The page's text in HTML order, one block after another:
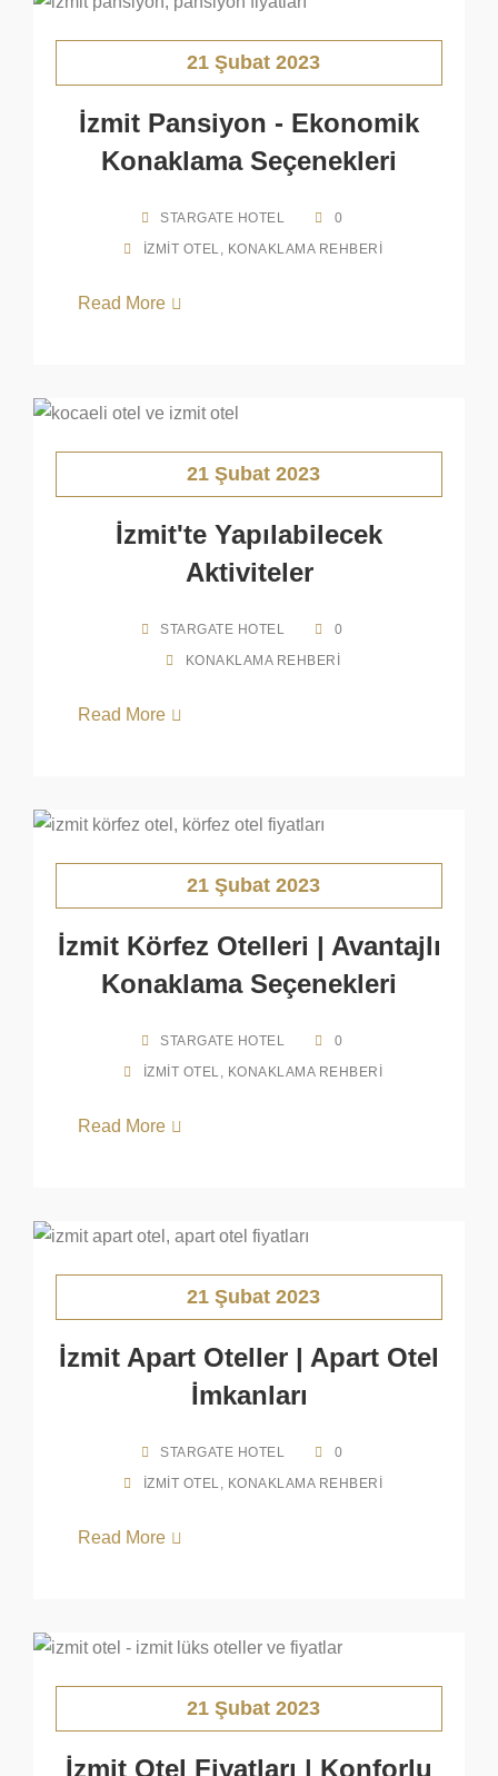
21 Şubat 2023
İzmit Pansiyon - Ekonomik
Konaklama Seçenekleri
STARGATE HOTEL
0
İZMIT OTEL
KONAKLAMA REHBERI
Read More
21 Şubat 2023
İzmit'te Yapılabilecek
Aktiviteler
STARGATE HOTEL
0
KONAKLAMA REHBERI
Read More
21 Şubat 2023
İzmit Körfez Otelleri | Avantajlı
Konaklama Seçenekleri
STARGATE HOTEL
0
İZMIT OTEL
KONAKLAMA REHBERI
Read More
21 Şubat 2023
İzmit Apart Oteller | Apart Otel
İmkanları
STARGATE HOTEL
0
İZMIT OTEL
KONAKLAMA REHBERI
Read More
21 Şubat 2023
İzmit Otel Fiyatları | Konforlu